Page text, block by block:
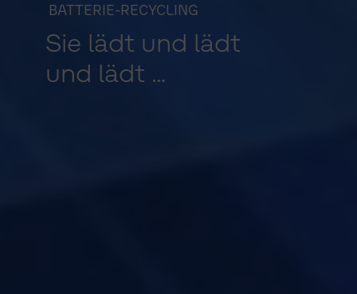
BATTERIE-RECYCLING
Sie lädt und lädt
und lädt …